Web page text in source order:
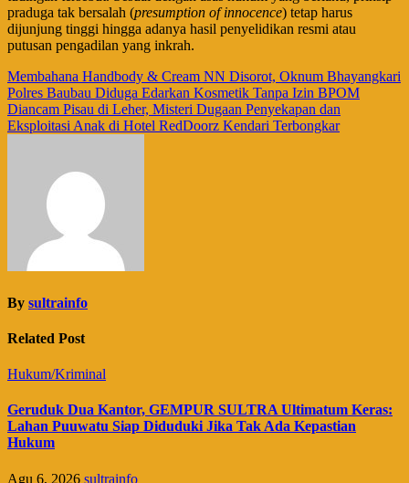
praduga tak bersalah (presumption of innocence) tetap harus
dijunjung tinggi hingga adanya hasil penyelidikan resmi atau
putusan pengadilan yang inkrah.
Navigasi
pos
Membahana Handbody & Cream NN Disorot, Oknum Bhayangkari
Polres Baubau Diduga Edarkan Kosmetik Tanpa Izin BPOM
Diancam Pisau di Leher, Misteri Dugaan Penyekapan dan
Eksploitasi Anak di Hotel RedDoorz Kendari Terbongkar
By sultrainfo
Related Post
Hukum/Kriminal
Geruduk Dua Kantor, GEMPUR SULTRA Ultimatum Keras:
Lahan Puuwatu Siap Diduduki Jika Tak Ada Kepastian
Hukum
Agu 6, 2026 sultrainfo